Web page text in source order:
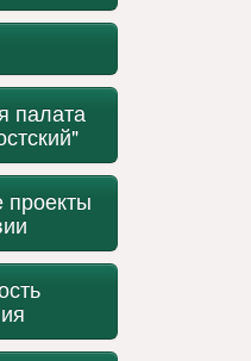
палата